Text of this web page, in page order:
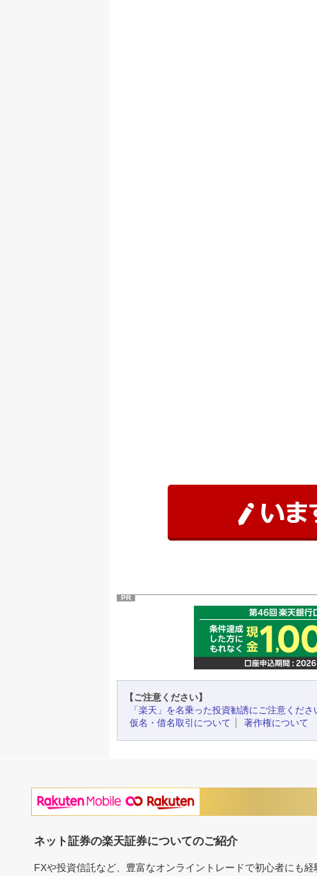
PR
【ご注意ください】
「楽天」を名乗った投資勧誘にご注意くださ
仮名・借名取引について
著作権について
ネット証券の楽天証券についてのご紹介
FXや投資信託など、豊富なオンライントレードで初心者にも